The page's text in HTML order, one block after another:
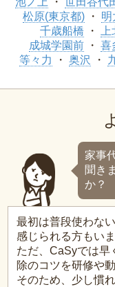
松原(東京都)
明
千歳船橋
上
成城学園前
喜
等々力
奥沢
家事
聞き
か？
最初は普段使わな
感じられる方もいま
ただ、CaSyでは早
除のコツを研修や
そのため、少し慣